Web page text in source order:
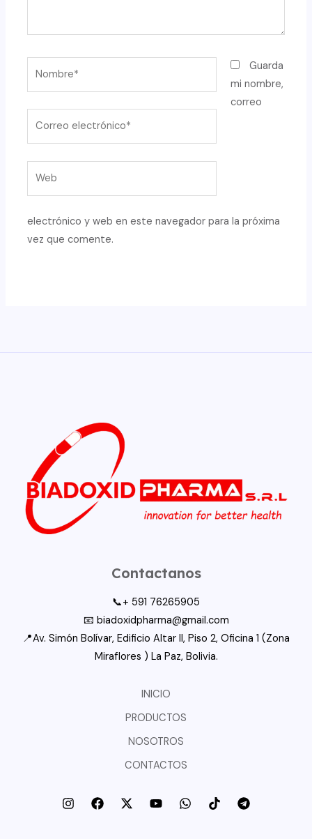
Guarda
mi nombre,
correo
electrónico y web en este navegador para la próxima
vez que comente.
Contactanos
📞+ 591 76265905
📧 biadoxidpharma@gmail.com
📍Av. Simón Bolívar, Edificio Altar II, Piso 2, Oficina 1 (Zona
Miraflores ) La Paz, Bolivia.
INICIO
PRODUCTOS
NOSOTROS
CONTACTOS